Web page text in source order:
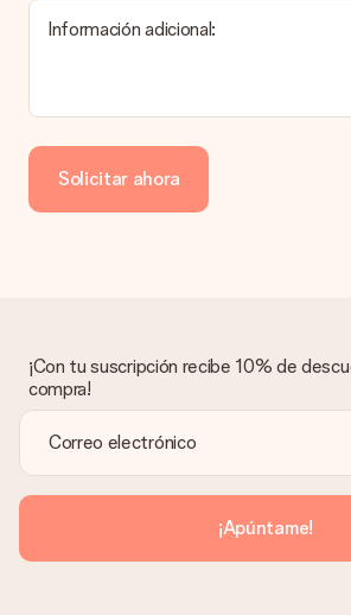
¿Cómo puedo pagar mi pedido?
de crédito o transferencia bancaria. En
transferencia bancaria, ten en cuenta 3
entrega de tu regalo.
asunto contigo. Ponte en contacto con
atención al cliente por teléfono, correo
buscaremos una solución adecuada para ti.
¿Se envía la factura junto con el pedido?
La factura y cualquier otra información
enviará únicamente por correo
sin ninguna información adicional Así,
persona que recibe el regalo la vea. ¡No le
más que su increíble regalo! ¿Quieres que
Información adicional:
Solicitar ahora
¡Con tu suscripción recibe 10% de
compra!
¡Apúntame!